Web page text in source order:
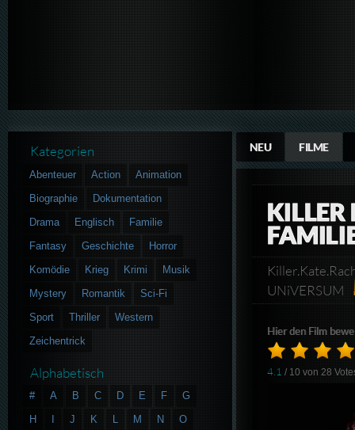
NEU FILME
KILLER
UNiVERSUM
Hier den Film
4.1 / 10 von28
Kategorien
Abenteuer Action
Animation
Biographie
Dokumentation
Drama
Englisch
Familie
Fantasy
Geschichte
Horror
Komödie
Krieg Krimi
Musik
Mystery
Romantik
Sci-Fi
Sport
Thriller
Western
Zeichentrick
Alphabetisch
# A B C D E F
G
H
J K L M N
O